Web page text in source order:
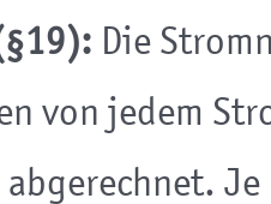
Die
von jedem